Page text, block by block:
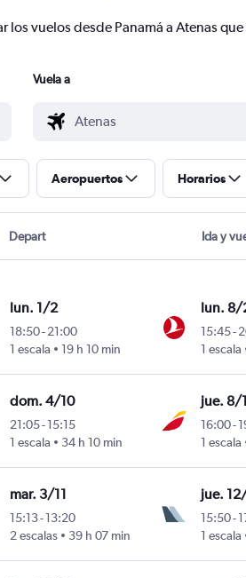
vuelos desde Panamá a Atenas
Vuela a
Aeropuertos Horarios
Depart Ida y
lun. 1/2
18:50-21:00
1 escala
19 h 10 min
lun. 8/
15:45-
1 escala
dom. 4/10
21:05-15:15
1 escala
34 h 10 min
jue. 8/
16:00-
1 escala
mar. 3/11
15:13-13:20
2 escalas
39 h 07 min
jue.
15:50-
1 escala